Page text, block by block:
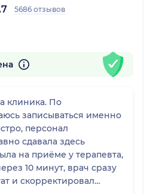
5686 отзывов
клиника. По
записываться именно
персонал
сдавала здесь
на приёме у терапевта,
10 минут, врач сразу
и скорректировал